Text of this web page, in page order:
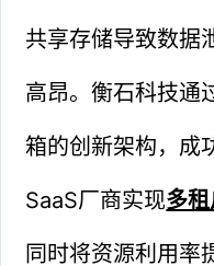
共享存储导致数据
高昂。衡石科技通
箱的创新架构，成
SaaS厂商实现多租
同时将资源利用率